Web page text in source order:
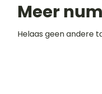
Meer
Helaas geen andere